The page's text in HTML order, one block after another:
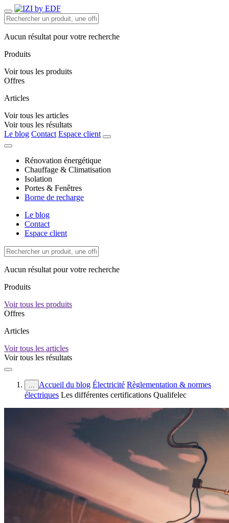
Aucun résultat pour votre recherche
Produits
Voir tous les produits
Offres
Articles
Voir tous les articles
Voir tous les résultats
Le blog Contact Espace client
Rénovation énergétique
Chauffage & Climatisation
Isolation
Portes & Fenêtres
Borne de recharge
Le blog
Contact
Espace client
Aucun résultat pour votre recherche
Produits
Voir tous les produits
Offres
Articles
Voir tous les articles
Voir tous les résultats
... Accueil du blog Électricité Règlementation & normes
électriques Les différentes certifications Qualifelec